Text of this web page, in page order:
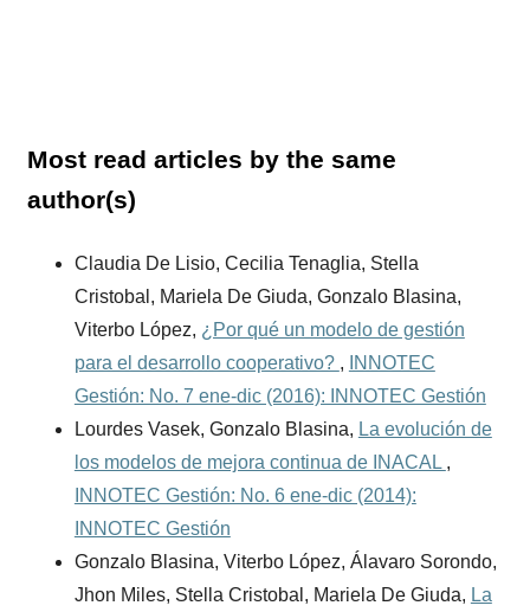
Most read articles by the same
author(s)
Claudia De Lisio, Cecilia Tenaglia, Stella
Cristobal, Mariela De Giuda, Gonzalo Blasina,
Viterbo López, ¿Por qué un modelo de gestión
para el desarrollo cooperativo? ,
INNOTEC
Gestión: No. 7 ene-dic (2016): INNOTEC Gestión
Lourdes Vasek, Gonzalo Blasina, La evolución de
los modelos de mejora continua de INACAL ,
INNOTEC Gestión: No. 6 ene-dic (2014):
INNOTEC Gestión
Gonzalo Blasina, Viterbo López, Álavaro Sorondo,
Jhon Miles, Stella Cristobal, Mariela De Giuda, La